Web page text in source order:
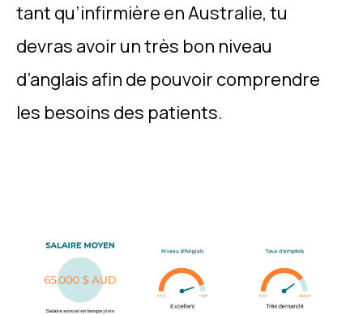
tant qu’infirmière en Australie, tu
devras avoir un très bon niveau
d’anglais afin de pouvoir comprendre
les besoins des patients.